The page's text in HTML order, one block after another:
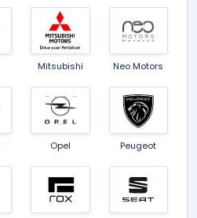
Mitsubishi Neo Motors
Opel Peugeot